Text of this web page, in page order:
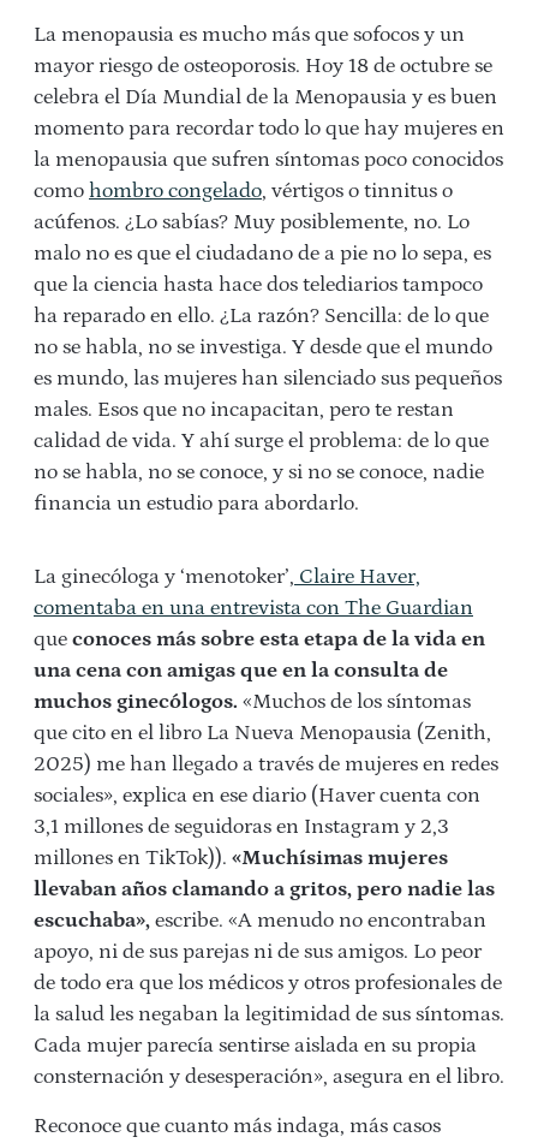
La menopausia es mucho más que sofocos y un
mayor riesgo de osteoporosis. Hoy 18 de octubre se
celebra el Día Mundial de la Menopausia y es buen
momento para recordar todo lo que hay mujeres en
la menopausia que sufren síntomas poco conocidos
como hombro congelado, vértigos o tinnitus o
acúfenos. ¿Lo sabías? Muy posiblemente, no. Lo
malo no es que el ciudadano de a pie no lo sepa, es
que la ciencia hasta hace dos telediarios tampoco
ha reparado en ello. ¿La razón? Sencilla: de lo que
no se habla, no se investiga. Y desde que el mundo
es mundo, las mujeres han silenciado sus pequeños
males. Esos que no incapacitan, pero te restan
calidad de vida. Y ahí surge el problema: de lo que
no se habla, no se conoce, y si no se conoce, nadie
financia un estudio para abordarlo.
La ginecóloga y ‘menotoker’, Claire Haver,
comentaba en una entrevista con The Guardian
que conoces más sobre esta etapa de la vida en
una cena con amigas que en la consulta de
muchos ginecólogos. «Muchos de los síntomas
que cito en el libro La Nueva Menopausia (Zenith,
2025) me han llegado a través de mujeres en redes
sociales», explica en ese diario (Haver cuenta con
3,1 millones de seguidoras en Instagram y 2,3
millones en TikTok)). «Muchísimas mujeres
llevaban años clamando a gritos, pero nadie las
escuchaba», escribe. «A menudo no encontraban
apoyo, ni de sus parejas ni de sus amigos. Lo peor
de todo era que los médicos y otros profesionales de
la salud les negaban la legitimidad de sus síntomas.
Cada mujer parecía sentirse aislada en su propia
consternación y desesperación», asegura en el libro.
Reconoce que cuanto más indaga, más casos